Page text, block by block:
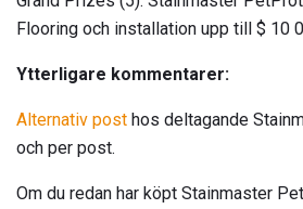
Flooring och installation upp till $ 10
Ytterligare kommentarer:
Alternativ post hos deltagande
och per post.
Om du redan har köpt Stainmaster